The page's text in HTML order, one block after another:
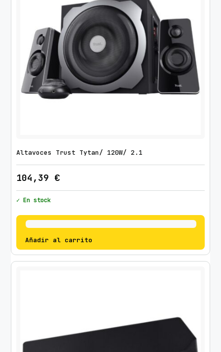
Altavoces Trust Tytan/ 120W/ 2.1
104,39 €
✓ En stock
Añadir al carrito